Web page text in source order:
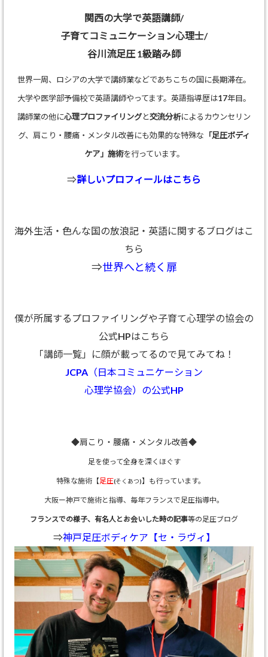
関西の大学で英語講師/
子育てコミュニケーション心理士/
谷川流足圧 1級踏み師
世界一周、ロシアの大学で講師業などであちこちの国に長期滞在。
大学や医学部予備校で英語講師やってます。英語指導歴は17年目。
講師業の他に心理プロファイリングと交流分析によるカウンセリン
グ、肩こり・腰痛・メンタル改善にも効果的な特殊な 「足圧ボディ
ケア」施術を行っています。
⇒詳しいプロフィールはこちら
海外生活・色んな国の放浪記・英語に関するブログはこ
ちら
⇒世界へと続く扉
僕が所属するプロファイリングや子育て心理学の協会の
公式HPはこちら
「講師一覧」に顔が載ってるので見てみてね！
JCPA（日本コミュニケーション
心理学協会）の公式HP
◆肩こり・腰痛・メンタル改善◆
足を使って全身を深くほぐす
特殊な施術【足圧(そくあつ)】も行っています。
大阪ー神戸で施術と指導、 毎年フランスで足圧指導中。
フランスでの様子、有名人とお会いした時の記事等の足圧ブログ
⇒神戸足圧ボディケア【セ・ラヴィ】